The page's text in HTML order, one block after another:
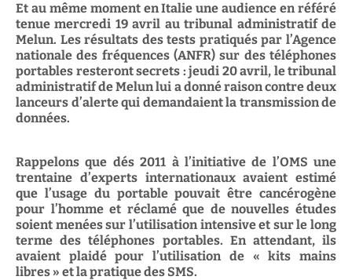
Et au même moment en Italie une audience en référé
tenue mercredi 19 avril au tribunal administratif de
Melun. Les résultats des tests pratiqués par l’Agence
nationale des fréquences (ANFR) sur des téléphones
portables resteront secrets : jeudi 20 avril, le tribunal
administratif de Melun lui a donné raison contre deux
lanceurs d’alerte qui demandaient la transmission de
données.
Rappelons que dés 2011 à l’initiative de l’OMS une
trentaine d’experts internationaux avaient estimé
que l’usage du portable pouvait être cancérogène
pour l’homme et réclamé que de nouvelles études
soient menées sur l’utilisation intensive et sur le long
terme des téléphones portables. En attendant, ils
avaient plaidé pour l’utilisation de « kits mains
libres » et la pratique des SMS.